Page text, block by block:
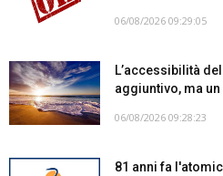
06/08/2026 09:29:05
L’accessibilità
aggiuntivo, ma
06/08/2026 09:28:23
81 anni fa